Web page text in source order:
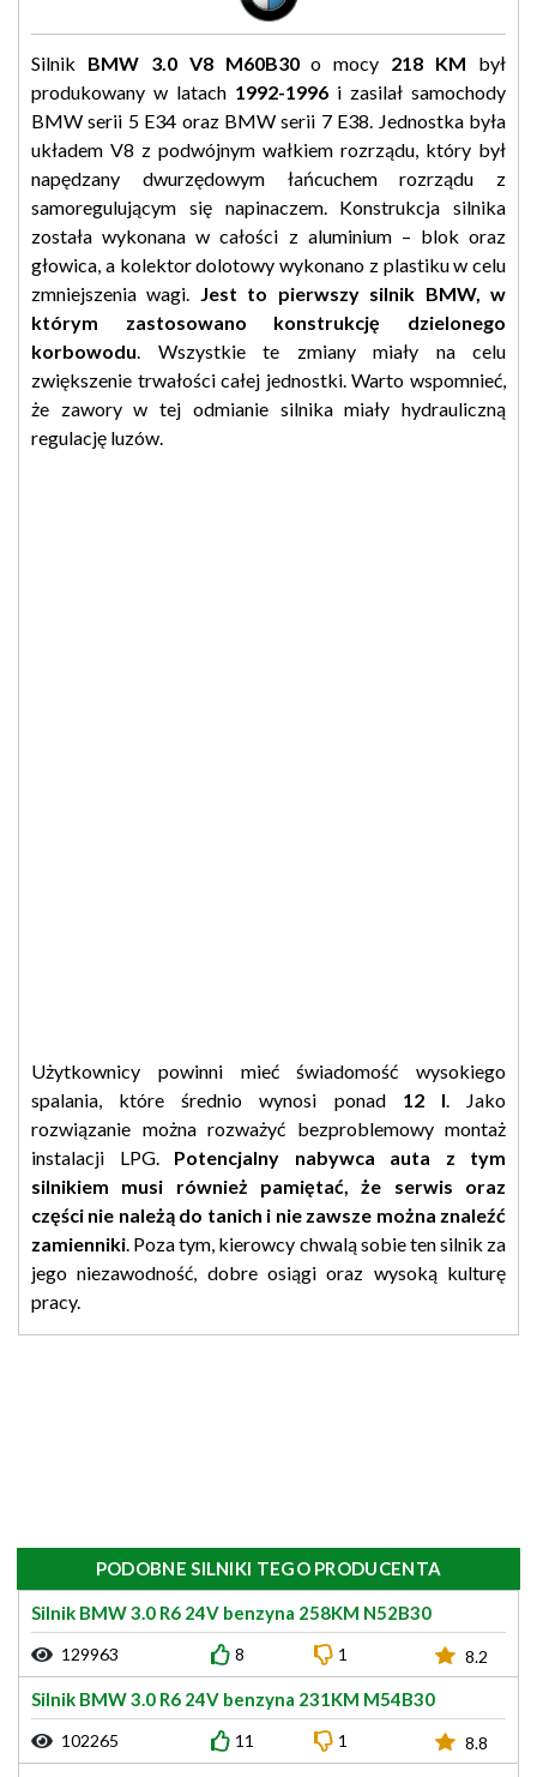
Silnik BMW 3.0 V8 M60B30o mocy 218 KM był
produkowany w latach 1992-1996 i zasilał samochody
BMW serii 5 E34 oraz BMW serii 7 E38. Jednostka była
układem V8 z podwójnym wałkiem rozrządu, który był
napędzany dwurzędowym łańcuchem rozrządu z
samoregulującym się napinaczem. Konstrukcja silnika
została wykonana w całości z aluminium – blok oraz
głowica, a kolektor dolotowy wykonano z plastiku w celu
zmniejszenia wagi.
Jest to pierwszy silnik BMW, w
którym zastosowano konstrukcję dzielonego
korbowodu . Wszystkie te zmiany miały na celu
zwiększenie trwałości całej jednostki. Warto wspomnieć,
że zawory w tej odmianie silnika miały hydrauliczną
regulację luzów.
Użytkownicy powinni mieć świadomość wysokiego
spalania, które średnio wynosi ponad 12 l . Jako
rozwiązanie można rozważyć bezproblemowy montaż
instalacji LPG. Potencjalny nabywca auta z tym
silnikiem musi również pamiętać, że serwis oraz
części nie należą do tanich i nie zawsze można znaleźć
zamienniki . Poza tym, kierowcy chwalą sobie ten silnik za
jego niezawodność, dobre osiągi oraz wysoką kulturę
pracy.
PODOBNE SILNIKI TEGO PRODUCENTA
Silnik BMW 3.0 R6 24V benzyna 258KM N52B30
129963 8 1 8.2
Silnik BMW 3.0 R6 24V benzyna 231KM M54B30
102265 11 1 8.8